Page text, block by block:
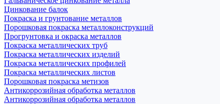
Цинкование балок
Покраска и грунтование металлов
Порошковая покраска металлоконструкций
Прогрунтовка и окраска металлов
Покраска металлических труб
Покраска металлических изделий
Покраска металлических профилей
Покраска металлических листов
Порошковая покраска метизов
Антикоррозийная обработка металлов
Антикоррозийная обработка металлов